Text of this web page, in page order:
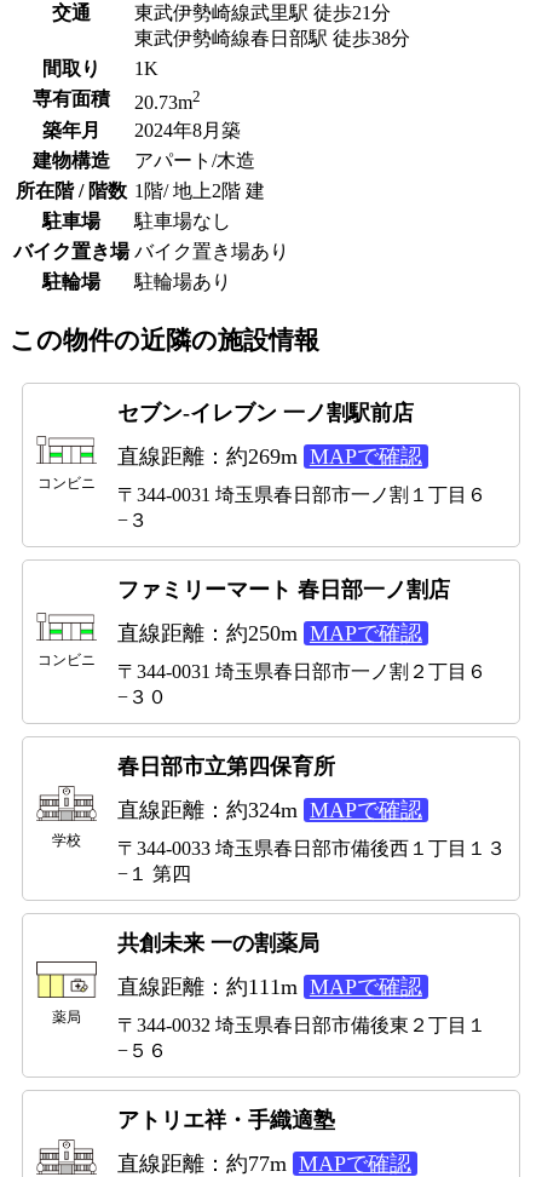
交通
東武伊勢崎線武里駅 徒歩21分
東武伊勢崎線春日部駅 徒歩38分
間取り
1K
専有面積
20.73m2
築年月
2024年8月築
建物構造
アパート/木造
所在階 / 階数 1階/ 地上2階 建
駐車場
駐車場なし
バイク置き場 バイク置き場あり
駐輪場
駐輪場あり
この物件の近隣の施設情報
コンビニ
セブン-イレブン 一ノ割駅前店
直線距離：約269m MAPで確認
〒344-0031 埼玉県春日部市一ノ割１丁目６
−３
コンビニ
ファミリーマート 春日部一ノ割店
直線距離：約250m MAPで確認
〒344-0031 埼玉県春日部市一ノ割２丁目６
−３０
学校
春日部市立第四保育所
直線距離：約324m MAPで確認
〒344-0033 埼玉県春日部市備後西１丁目１３
−１ 第四
薬局
共創未来 一の割薬局
直線距離：約111m MAPで確認
〒344-0032 埼玉県春日部市備後東２丁目１
−５６
アトリエ祥・手織適塾
直線距離：約77m MAPで確認